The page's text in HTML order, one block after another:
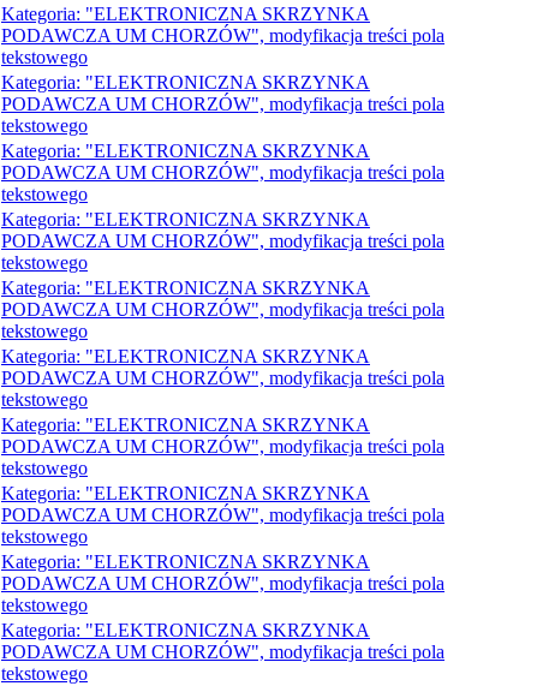
Kategoria: "ELEKTRONICZNA SKRZYNKA
PODAWCZA UM CHORZÓW", modyfikacja treści pola
tekstowego
Kategoria: "ELEKTRONICZNA SKRZYNKA
PODAWCZA UM CHORZÓW", modyfikacja treści pola
tekstowego
Kategoria: "ELEKTRONICZNA SKRZYNKA
PODAWCZA UM CHORZÓW", modyfikacja treści pola
tekstowego
Kategoria: "ELEKTRONICZNA SKRZYNKA
PODAWCZA UM CHORZÓW", modyfikacja treści pola
tekstowego
Kategoria: "ELEKTRONICZNA SKRZYNKA
PODAWCZA UM CHORZÓW", modyfikacja treści pola
tekstowego
Kategoria: "ELEKTRONICZNA SKRZYNKA
PODAWCZA UM CHORZÓW", modyfikacja treści pola
tekstowego
Kategoria: "ELEKTRONICZNA SKRZYNKA
PODAWCZA UM CHORZÓW", modyfikacja treści pola
tekstowego
Kategoria: "ELEKTRONICZNA SKRZYNKA
PODAWCZA UM CHORZÓW", modyfikacja treści pola
tekstowego
Kategoria: "ELEKTRONICZNA SKRZYNKA
PODAWCZA UM CHORZÓW", modyfikacja treści pola
tekstowego
Kategoria: "ELEKTRONICZNA SKRZYNKA
PODAWCZA UM CHORZÓW", modyfikacja treści pola
tekstowego